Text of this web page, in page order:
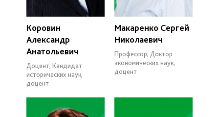
Коровин
Александр
Анатольевич
Доцент, Кандидат
исторических наук,
доцент
Макаренко Сергей
Николаевич
Профессор, Доктор
экономических наук,
доцент